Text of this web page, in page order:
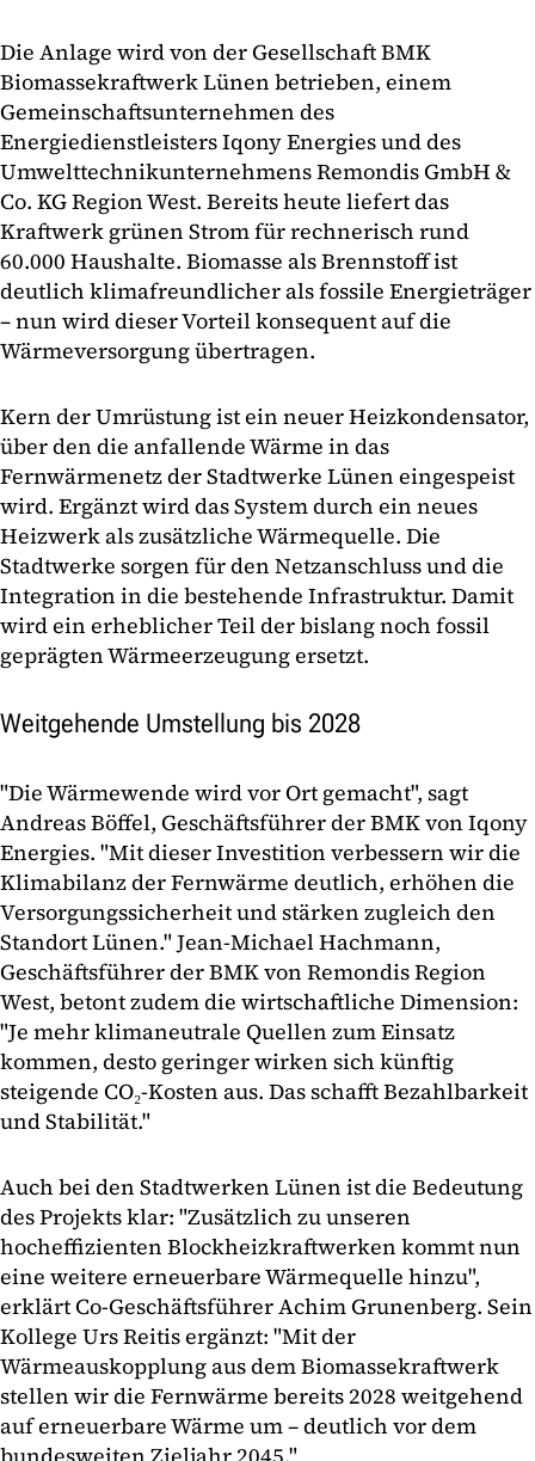
Die Anlage wird von der Gesellschaft BMK
Biomassekraftwerk Lünen betrieben, einem
Gemeinschaftsunternehmen des
Energiedienstleisters Iqony Energies und des
Umwelttechnikunternehmens Remondis GmbH &
Co. KG Region West. Bereits heute liefert das
Kraftwerk grünen Strom für rechnerisch rund
60.000 Haushalte. Biomasse als Brennstoff ist
deutlich klimafreundlicher als fossile Energieträger
– nun wird dieser Vorteil konsequent auf die
Wärmeversorgung übertragen.
Kern der Umrüstung ist ein neuer Heizkondensator,
über den die anfallende Wärme in das
Fernwärmenetz der Stadtwerke Lünen eingespeist
wird. Ergänzt wird das System durch ein neues
Heizwerk als zusätzliche Wärmequelle. Die
Stadtwerke sorgen für den Netzanschluss und die
Integration in die bestehende Infrastruktur. Damit
wird ein erheblicher Teil der bislang noch fossil
geprägten Wärmeerzeugung ersetzt.
Weitgehende Umstellung bis 2028
"Die Wärmewende wird vor Ort gemacht", sagt
Andreas Böffel, Geschäftsführer der BMK von Iqony
Energies. "Mit dieser Investition verbessern wir die
Klimabilanz der Fernwärme deutlich, erhöhen die
Versorgungssicherheit und stärken zugleich den
Standort Lünen." Jean-Michael Hachmann,
Geschäftsführer der BMK von Remondis Region
West, betont zudem die wirtschaftliche Dimension:
"Je mehr klimaneutrale Quellen zum Einsatz
kommen, desto geringer wirken sich künftig
steigende CO₂-Kosten aus. Das schafft Bezahlbarkeit
und Stabilität."
Auch bei den Stadtwerken Lünen ist die Bedeutung
des Projekts klar: "Zusätzlich zu unseren
hocheffizienten Blockheizkraftwerken kommt nun
eine weitere erneuerbare Wärmequelle hinzu",
erklärt Co-Geschäftsführer Achim Grunenberg. Sein
Kollege Urs Reitis ergänzt: "Mit der
Wärmeauskopplung aus dem Biomassekraftwerk
stellen wir die Fernwärme bereits 2028 weitgehend
auf erneuerbare Wärme um – deutlich vor dem